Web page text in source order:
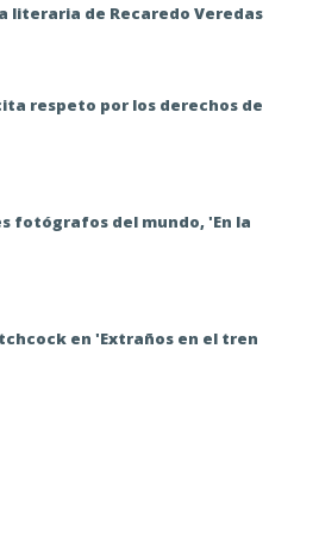
literaria de Recaredo Veredas
respeto por los derechos de
fotógrafos del mundo, 'En la
en 'Extraños en el tren